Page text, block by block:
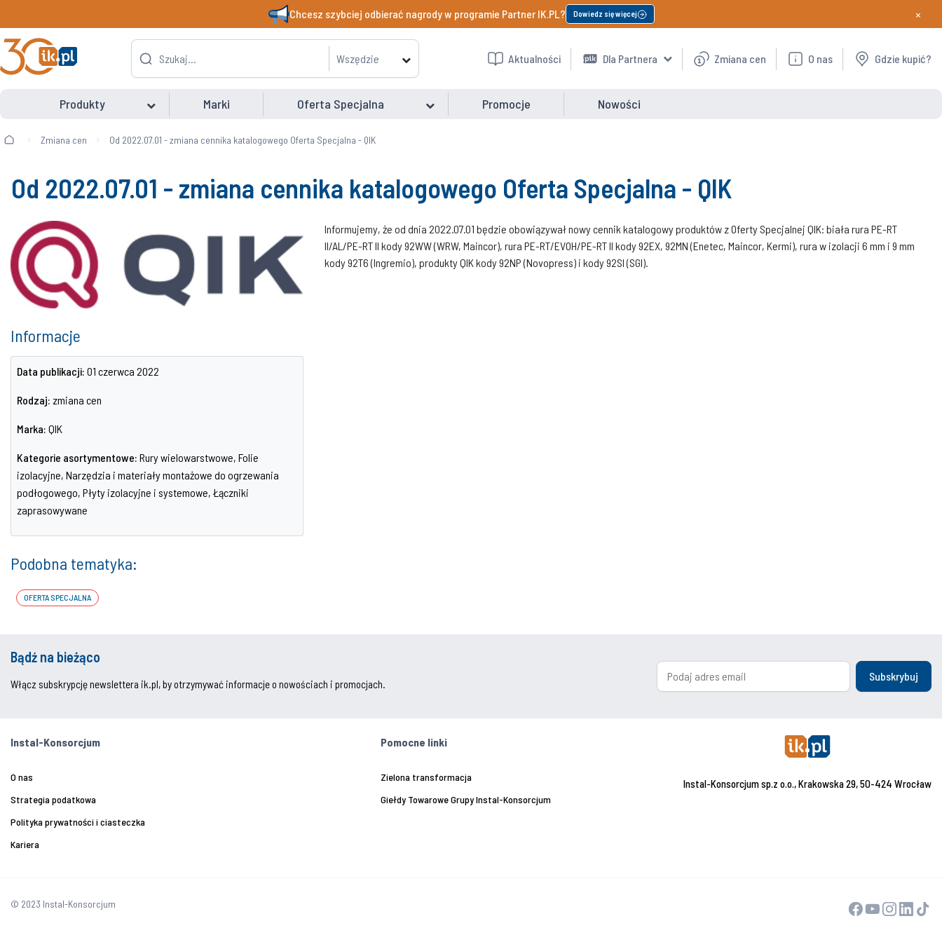
Chcesz szybciej odbierać nagrody w programie Partner IK.PL? Dowiedz się więcej ×
Wszędzie Aktualności Dla Partnera Zmiana cen O nas Gdzie kupić?
Produkty Marki Oferta Specjalna Promocje Nowości
Zmiana cen Od 2022.07.01 - zmiana cennika katalogowego Oferta Specjalna - QIK
Od 2022.07.01 - zmiana cennika katalogowego Oferta Specjalna - QIK
Informacje
Data publikacji: 01 czerwca 2022
Rodzaj: zmiana cen
Marka: QIK
Kategorie asortymentowe: Rury wielowarstwowe, Folie
izolacyjne, Narzędzia i materiały montażowe do ogrzewania
podłogowego, Płyty izolacyjne i systemowe, Łączniki
zaprasowywane
Podobna tematyka:
OFERTA SPECJALNA
Informujemy, że od dnia 2022.07.01 będzie obowiązywał nowy cennik katalogowy produktów z Oferty Specjalnej QIK: biała rura PE-RT
II/AL/PE-RT II kody 92WW (WRW, Maincor), rura PE-RT/EVOH/PE-RT II kody 92EX, 92MN (Enetec, Maincor, Kermi), rura w izolacji 6 mm i 9 mm
kody 92T6 (Ingremio), produkty QIK kody 92NP (Novopress) i kody 92SI (SGI).
Bądź na bieżąco
Włącz subskrypcję newslettera ik.pl, by otrzymywać informacje o nowościach i promocjach.
Subskrybuj
Instal-Konsorcjum
O nas
Strategia podatkowa
Polityka prywatności i ciasteczka
Kariera
Pomocne linki
Zielona transformacja
Giełdy Towarowe Grupy Instal-Konsorcjum
Instal-Konsorcjum sp.z o.o., Krakowska 29, 50-424 Wrocław
© 2023 Instal-Konsorcjum